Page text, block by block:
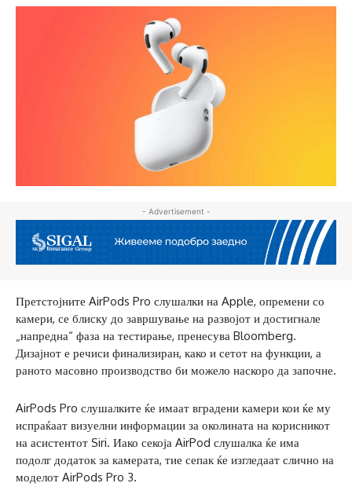
- Advertisement -
Претстојните AirPods Pro слушалки на Apple, опремени со
камери, се блиску до завршување на развојот и достигнале
„напредна“ фаза на тестирање, пренесува Bloomberg.
Дизајнот е речиси финализиран, како и сетот на функции, а
раното масовно производство би можело наскоро да започне.
AirPods Pro слушалките ќе имаат вградени камери кои ќе му
испраќаат визуелни информации за околината на корисникот
на асистентот Siri. Иако секоја AirPod слушалка ќе има
подолг додаток за камерата, тие сепак ќе изгледаат слично на
моделот AirPods Pro 3.